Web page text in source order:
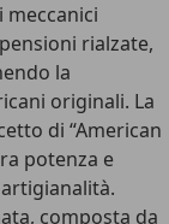
rialzate,
la
originali. La
di “American
potenza e
composta da